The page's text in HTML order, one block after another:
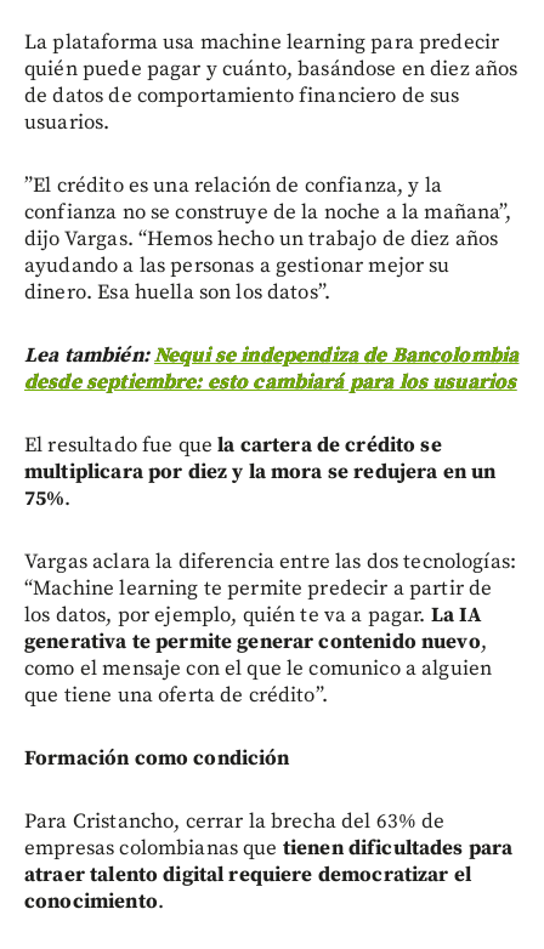
La plataforma usa machine learning para predecir
quién puede pagar y cuánto, basándose en diez años
de datos de comportamiento financiero de sus
usuarios.
”El crédito es una relación de confianza, y la
confianza no se construye de la noche a la mañana”,
dijo Vargas. “Hemos hecho un trabajo de diez años
ayudando a las personas a gestionar mejor su
dinero. Esa huella son los datos”.
Lea también:Nequi se independiza de Bancolombia
desde septiembre: esto cambiará para los usuarios
El resultado fue quela cartera de crédito se
multiplicara por diez y la mora se redujera en un
75%.
Vargas aclara la diferencia entre las dos tecnologías:
“Machine learning te permite predecir a partir de
los datos, por ejemplo, quién te va a pagar. La IA
generativa te permite generar contenido nuevo,
como el mensaje con el que le comunico a alguien
que tiene una oferta de crédito”.
Formación como condición
Para Cristancho, cerrar la brecha del 63% de
empresas colombianas que tienen dificultades para
atraer talento digital requiere democratizar el
conocimiento.